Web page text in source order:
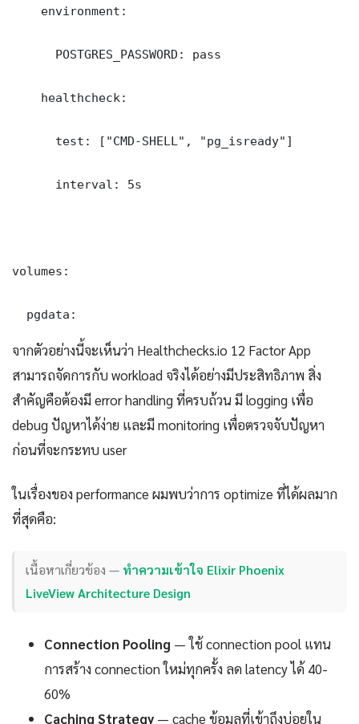
    environment:
      POSTGRES_PASSWORD: pass
    healthcheck:
      test: ["CMD-SHELL", "pg_isready"]
      interval: 5s
volumes:
  pgdata:
จากตัวอย่างนี้จะเห็นว่า Healthchecks.io 12 Factor App
สามารถจัดการกับ workload จริงได้อย่างมีประสิทธิภาพ สิ่ง
สำคัญคือต้องมี error handling ที่ครบถ้วน มี logging เพื่อ
debug ปัญหาได้ง่าย และมี monitoring เพื่อตรวจจับปัญหา
ก่อนที่จะกระทบ user
ในเรื่องของ performance ผมพบว่าการ optimize ที่ได้ผลมาก
ที่สุดคือ:
เนื้อหาเกี่ยวข้อง — ทำความเข้าใจ Elixir Phoenix
LiveView Architecture Design
Connection Pooling — ใช้ connection pool แทน
การสร้าง connection ใหม่ทุกครั้ง ลด latency ได้ 40-
60%
Caching Strategy — cache ข้อมูลที่เข้าถึงบ่อยใน